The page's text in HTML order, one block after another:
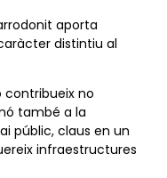
aporta
distintiu al
contribueix no
també a la
públic, claus en un
infraestructures